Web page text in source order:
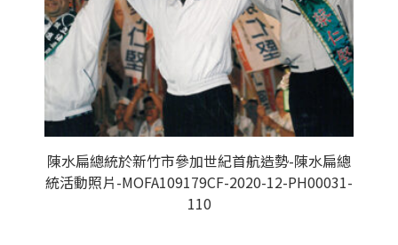
陳水扁總統於新竹市參加世紀首航造勢-陳水扁總
統活動照片-MOFA109179CF-2020-12-PH00031-
110